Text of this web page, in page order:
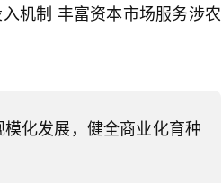
机制 丰富资本市场服务涉农
化发展，健全商业化育种